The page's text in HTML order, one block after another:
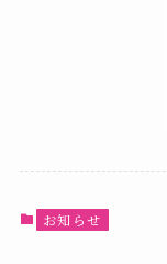
お知らせ